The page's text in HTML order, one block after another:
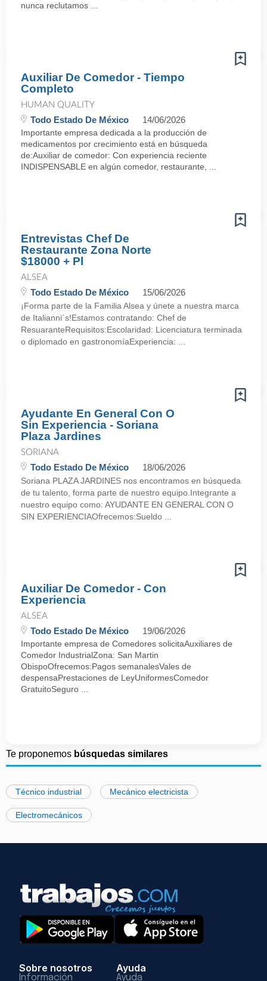
nunca reclutamos ...
Auxiliar De Comedor - Tiempo
Completo
HUMAN QUALITY
Todo Estado De México 14/06/2026
Importante empresa dedicada a la producción de
medicamentos por crecimiento está en búsqueda
de:Auxiliar de comedor: Con experiencia reciente
INDISPENSABLE en algún comedor, restaurante, ...
Entrevistas Chef De
Restaurante Zona Norte
$18000 + Pl
ALSEA
Todo Estado De México 15/06/2026
¡Forma parte de la Familia Alsea y únete a nuestra marca
de Italianni´s!Estamos contratando: Chef de
ResuaranteRequisitos:Escolaridad: Licenciatura terminada
o diplomado en gastronomíaExperiencia: ...
Ayudante En General Con O
Sin Experiencia - Soriana
Plaza Jardines
SORIANA
Todo Estado De México 18/06/2026
Soriana PLAZA JARDINES nos encontramos en búsqueda
de tu talento, forma parte de nuestro equipo.Integrante a
nuestro equipo como: AYUDANTE EN GENERAL CON O
SIN EXPERIENCIAOfrecemos:Sueldo ...
Auxiliar De Comedor - Con
Experiencia
ALSEA
Todo Estado De México 19/06/2026
Importante empresa de Comedores solicitaAuxiliares de
Comedor IndustrialZona: San Martin
ObispoOfrecemos:Pagos semanalesVales de
despensaPrestaciones de LeyUniformesComedor
GratuitoSeguro ...
Te proponemos búsquedas similares
Técnico industrial Mecánico electricista
Electromecánicos
Sobre nosotros
Información
Ayuda
Ayuda